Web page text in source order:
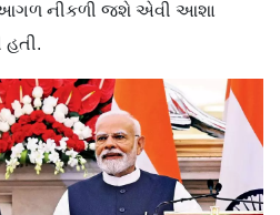
આગળ નીકળી જશે એવી આશા
હતી.